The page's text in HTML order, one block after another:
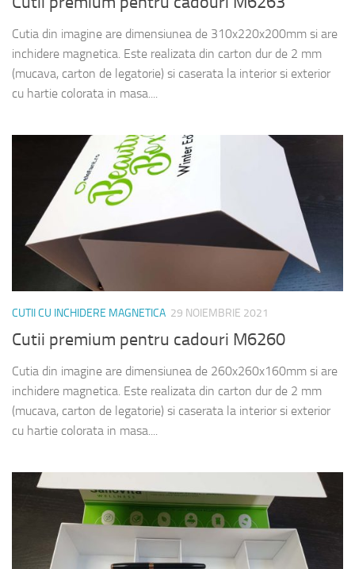
Cutia din imagine are dimensiunea de 310x220x200mm si are
inchidere magnetica. Este realizata din carton dur de 2 mm
(mucava, carton de legatorie) si caserata la interior si exterior
cu hartie colorata in masa....
CUTII CU INCHIDERE MAGNETICA 29 NOIEMBRIE 2021
Cutii premium pentru cadouri M6260
Cutia din imagine are dimensiunea de 260x260x160mm si are
inchidere magnetica. Este realizata din carton dur de 2 mm
(mucava, carton de legatorie) si caserata la interior si exterior
cu hartie colorata in masa....